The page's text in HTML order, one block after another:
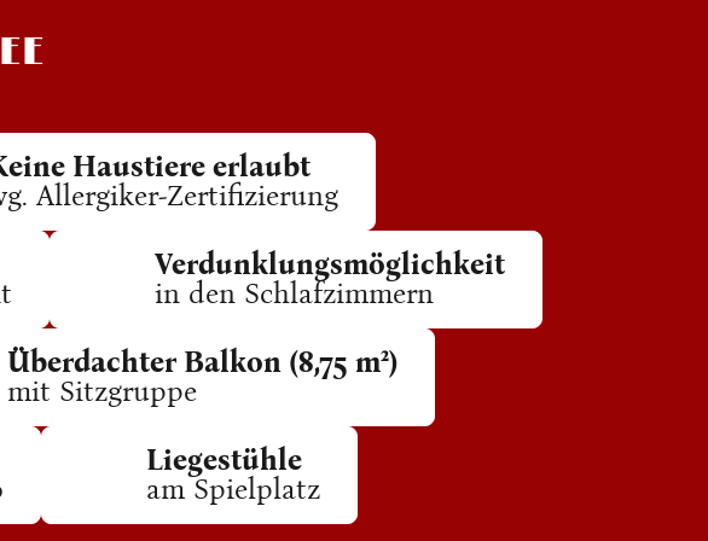
Haustiere erlaubt
Allergiker-Zertifizierung
Verdunklungsmöglichkeit
in den Schlafzimmern
Überdachter Balkon (8,75 m²)
mit Sitzgruppe
Liegestühle
am Spielplatz